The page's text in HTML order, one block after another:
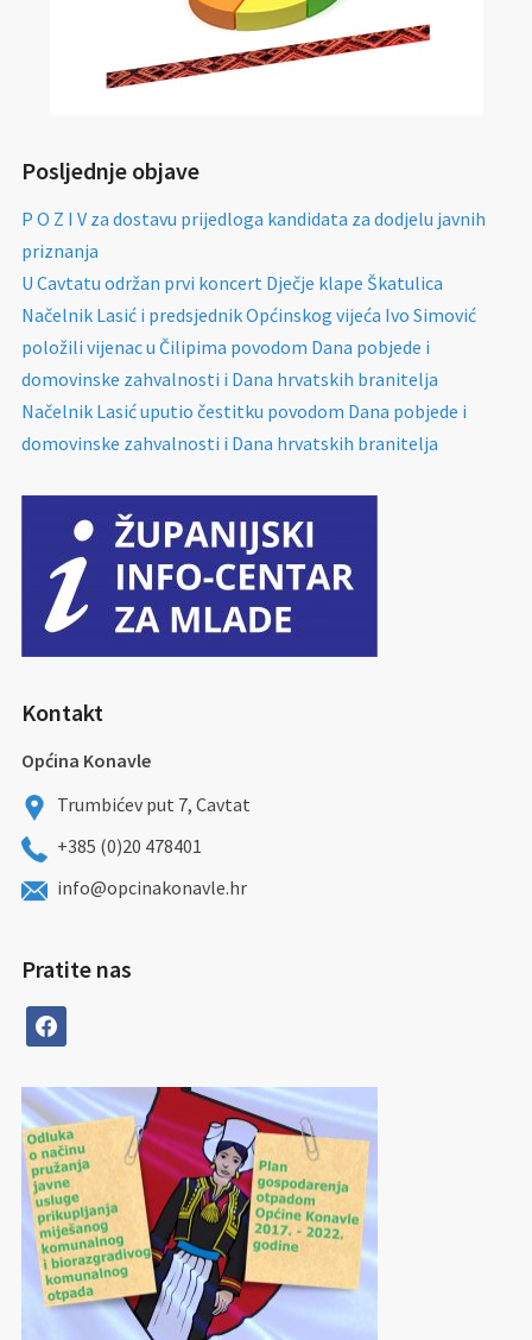
Posljednje objave
P O Z I V za dostavu prijedloga kandidata za dodjelu javnih
priznanja
U Cavtatu održan prvi koncert Dječje klape Škatulica
Načelnik Lasić i predsjednik Općinskog vijeća Ivo Simović
položili vijenac u Čilipima povodom Dana pobjede i
domovinske zahvalnosti i Dana hrvatskih branitelja
Načelnik Lasić uputio čestitku povodom Dana pobjede i
domovinske zahvalnosti i Dana hrvatskih branitelja
Kontakt
Općina Konavle
Trumbićev put 7, Cavtat
+385 (0)20 478401
info@opcinakonavle.hr
Pratite nas
facebook